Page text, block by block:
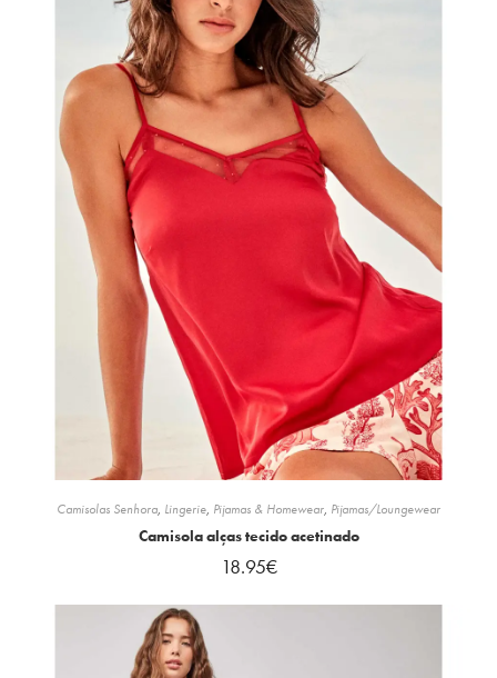
Camisolas Senhora, Lingerie, Pijamas & Homewear, Pijamas/Loungewear
Camisola alças tecido acetinado
18.95€